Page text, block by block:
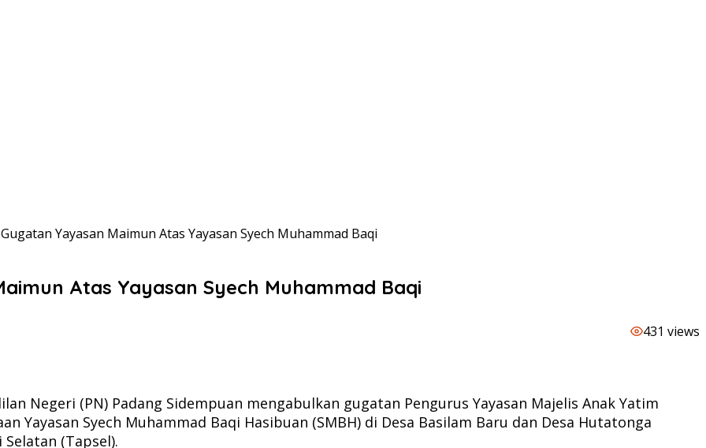
Yayasan Maimun Atas Yayasan Syech Muhammad Baqi
Atas Yayasan Syech Muhammad Baqi
431 views
Negeri (PN) Padang Sidempuan mengabulkan gugatan Pengurus Yayasan Majelis Anak Yatim
Yayasan Syech Muhammad Baqi Hasibuan (SMBH) di Desa Basilam Baru dan Desa Hutatonga
(Tapsel).